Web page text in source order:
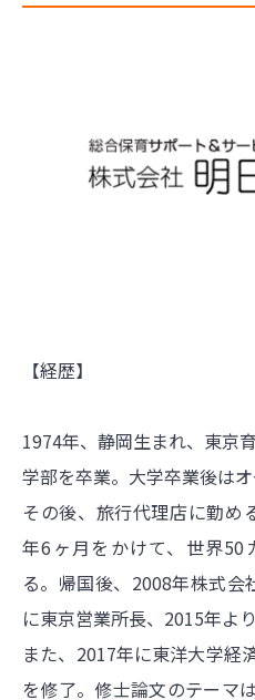
【経歴】
1974年、静岡生まれ、東京
学部を卒業。大学卒業後は
その後、旅行代理店に勤め
年6ヶ月をかけて、世界50
る。帰国後、2008年株式
に東京営業所長、2015年よ
また、2017年に東洋大学経
を修了。修士論文のテーマ